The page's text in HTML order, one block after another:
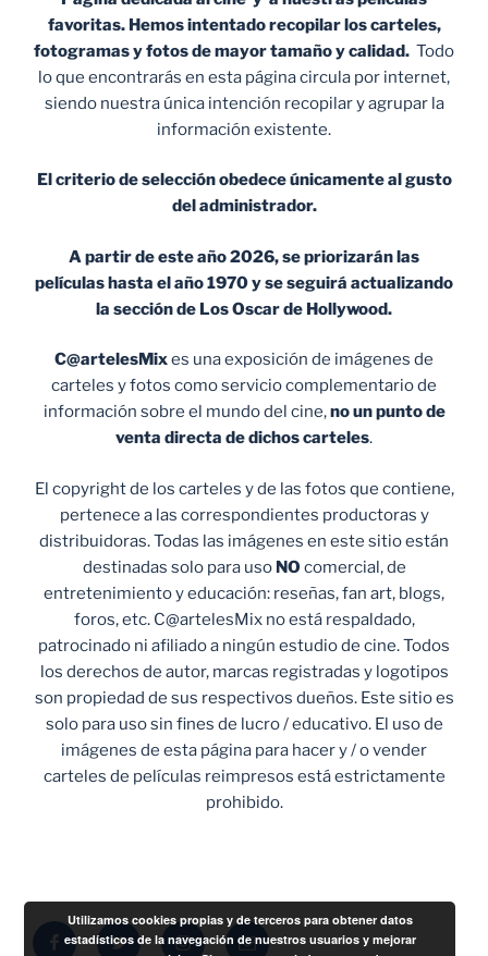
favoritas. Hemos intentado recopilar los carteles,
fotogramas y fotos de mayor tamaño y calidad. Todo
lo que encontrarás en esta página circula por internet,
siendo nuestra única intención recopilar y agrupar la
información existente.
El criterio de selección obedece únicamente al gusto
del administrador.
A partir de este año 2026, se priorizarán las
películas hasta el año 1970 y se seguirá actualizando
la sección de Los Oscar de Hollywood.
C@artelesMixes una exposición de imágenes de
carteles y fotos como servicio complementario de
información sobre el mundo del cine,no un punto de
venta directa de dichos carteles.
El copyright de los carteles y de las fotos que contiene,
pertenece a las correspondientes productoras y
distribuidoras. Todas las imágenes en este sitio están
destinadas solo para uso NO comercial, de
entretenimiento y educación: reseñas, fan art, blogs,
foros, etc. C@artelesMix no está respaldado,
patrocinado ni afiliado a ningún estudio de cine. Todos
los derechos de autor, marcas registradas y logotipos
son propiedad de sus respectivos dueños. Este sitio es
solo para uso sin fines de lucro / educativo. El uso de
imágenes de esta página para hacer y / o vender
carteles de películas reimpresos está estrictamente
prohibido.
FacebookTwitter InstagramCorreo
Utilizamos cookies propias y de terceros para obtener datos
estadísticos de la navegación de nuestros usuarios y mejorar